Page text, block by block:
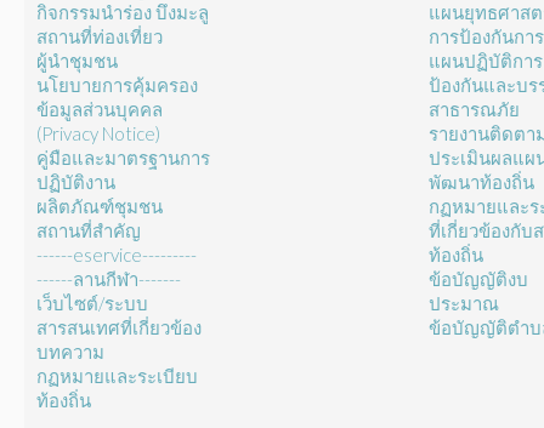
กิจกรรมนำร่อง บึงมะลู
สถานที่ท่องเที่ยว
ผู้นำชุมชน
นโยบายการคุ้มครอง
ข้อมูลส่วนบุคคล
(Privacy Notice)
คู่มือและมาตรฐานการ
ปฏิบัติงาน
ผลิตภัณฑ์ชุมชน
สถานที่สำคัญ
------eservice---------
------ลานกีฬา-------
เว็บไซต์/ระบบ
สารสนเทศที่เกี่ยวข้อง
บทความ
กฏหมายและระเบียบ
ท้องถิ่น
แผนยุทธศาส
การป้องกันกา
แผนปฏิบัติการ
ป้องกันและบร
สาธารณภัย
รายงานติดตา
ประเมินผลแผ
พัฒนาท้องถิ่น
กฏหมายและร
ที่เกี่ยวข้องกับ
ท้องถิ่น
ข้อบัญญัติงบ
ประมาณ
ข้อบัญญัติตำบ